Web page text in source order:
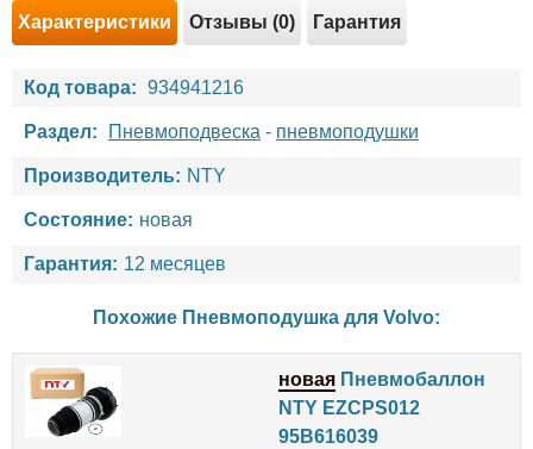
Характеристики Отзывы (0) Гарантия
Код товара: 934941216
Раздел: Пневмоподвеска - пневмоподушки
Производитель: NTY
Состояние: новая
Гарантия: 12 месяцев
Похожие Пневмоподушка для Volvo:
новая Пневмобаллон
NTY EZCPS012
95B616039